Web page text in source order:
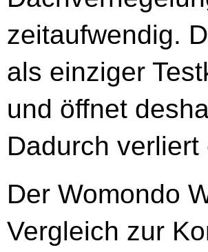
zeitaufwendig.
als einziger
und öffnet
Dadurch
Der Womondo
Vergleich zur